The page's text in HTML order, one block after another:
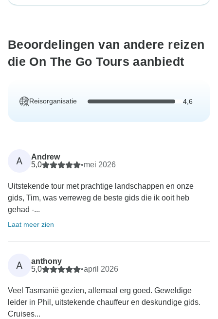
Beoordelingen van andere reizen
die On The Go Tours aanbiedt
Reisorganisatie 4,6
A
Andrew
5,0
•mei 2026
Uitstekende tour met prachtige landschappen en onze
gids, Tim, was verreweg de beste gids die ik ooit heb
gehad -...
Laat meer zien
A
anthony
5,0
•april 2026
Veel Tasmanië gezien, allemaal erg goed. Geweldige
leider in Phil, uitstekende chauffeur en deskundige gids.
Cruises...